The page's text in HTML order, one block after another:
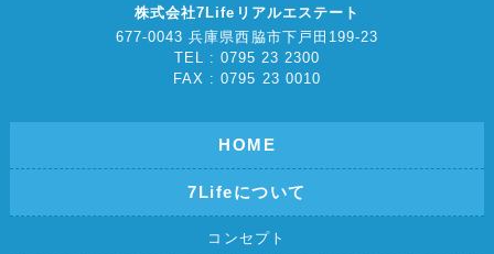
株式会社7Lifeリアルエステート
677-0043 兵庫県西脇市下戸田199-23
TEL : 0795 23 2300
FAX : 0795 23 0010
HOME
7Lifeについて
コンセプト